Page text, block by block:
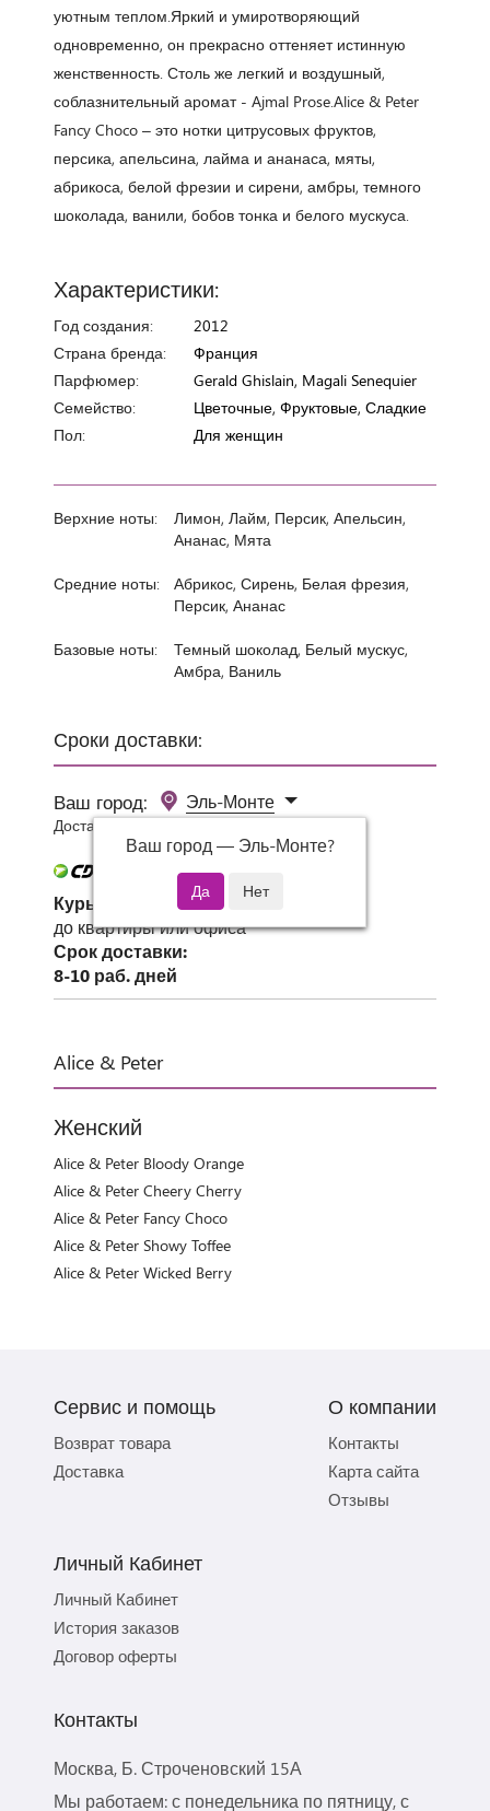
Сроки доставки:
Ваш город:
Эль-Монте
Ваш город — Эль-Монте?
Доставка 0 руб при заказе от 3000 руб.
Курьер СДЭК
до квартиры или офиса
Срок доставки:
8-10 раб. дней
Alice & Peter
Женский
Alice & Peter Bloody Orange
Alice & Peter Cheery Cherry
Alice & Peter Fancy Choco
Alice & Peter Showy Toffee
Alice & Peter Wicked Berry
уютным теплом.Яркий и умиротворяющий
одновременно, он прекрасно оттеняет истинную
женственность. Столь же легкий и воздушный,
соблазнительный аромат - Ajmal Prose.Alice & Peter
Fancy Choco – это нотки цитрусовых фруктов,
персика, апельсина, лайма и ананаса, мяты,
абрикоса, белой фрезии и сирени, амбры, темного
шоколада, ванили, бобов тонка и белого мускуса.
Характеристики:
Год создания:
2012
Страна бренда:
Франция
Парфюмер:
Gerald Ghislain, Magali Senequier
Семейство:
Цветочные, Фруктовые, Сладкие
Пол:
Для женщин
Верхние ноты:
Лимон, Лайм, Персик, Апельсин,
Ананас, Мята
Средние ноты:
Абрикос, Сирень, Белая фрезия,
Персик, Ананас
Базовые ноты:
Темный шоколад, Белый мускус,
Амбра, Ваниль
Сервис и помощь
Возврат товара
Доставка
О компании
Контакты
Карта сайта
Отзывы
Личный Кабинет
Личный Кабинет
История заказов
Договор оферты
Контакты
Москва, Б. Строченовский 15А
Мы работаем: с понедельника по пятницу, с